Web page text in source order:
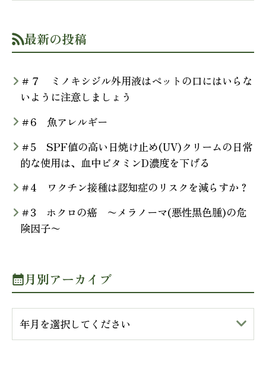
最新の投稿
＃７ ミノキシジル外用液はペットの口にはいらな
いように注意しましょう
＃6 魚アレルギー
＃5 SPF値の高い日焼け止め(UV)クリームの日常
的な使用は、血中ビタミンD濃度を下げる
＃4 ワクチン接種は認知症のリスクを減らすか？
＃3 ホクロの癌 〜メラノーマ(悪性黒色腫)の危
険因子〜
月別アーカイブ
年月を選択してください